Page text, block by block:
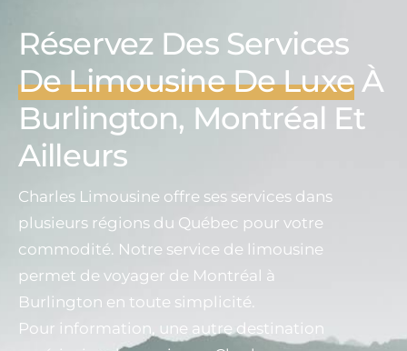
Réservez Des Services
De Limousine De LuxeÀ
Burlington, Montréal Et
Ailleurs
Charles Limousine offre ses services dans
plusieurs régions du Québec pour votre
commodité. Notre service de limousine
permet de voyager de Montréal à
Burlington en toute simplicité.
Pour information, une autre destination